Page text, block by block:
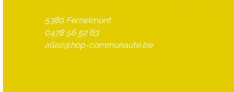
5380 Fernelmont
0478 56 52 63
allez@hop-communaute.be